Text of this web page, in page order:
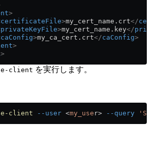
>
certificateFile>my_cert_name.crt</
privateKeyFile>my_cert_name.key</
caConfig>my_ca_cert.crt</caConfig>
>
>
client を実行します。
client --user <my_use r> --query